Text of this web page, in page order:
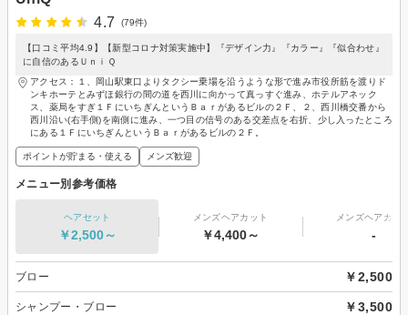
4.7
(79件)
【口コミ平均4.9】【新型コロナ対策実施中】『デザイン力』『カラー』『似合わせ』
に自信のあるＵｎｉＱ
アクセス：１、岡山駅東口よりタクシー乗場を沿うような形で進み市役所筋を渡りド
ンキホーテとみずほ銀行の間の道を西川に向かって真っすぐ進み、ホテルアネック
ス、薬局をすぎ１ＦにいちぎんというＢａｒがあるビルの２Ｆ、２、西川橋交番から
西川沿い(右手側)を南側に進み、一つ目の信号のある交差点を右折、少し入ったところ
にある１ＦにいちぎんというＢａｒがあるビルの２Ｆ。
ポイントが貯まる・使える メンズ歓迎
メニュー別参考価格
ヘアセット
￥2,500～
メンズヘアカット
￥4,400～
メンズヘアカラ
-
ブロー ￥2,500
シャンプー・ブロー ￥3,500